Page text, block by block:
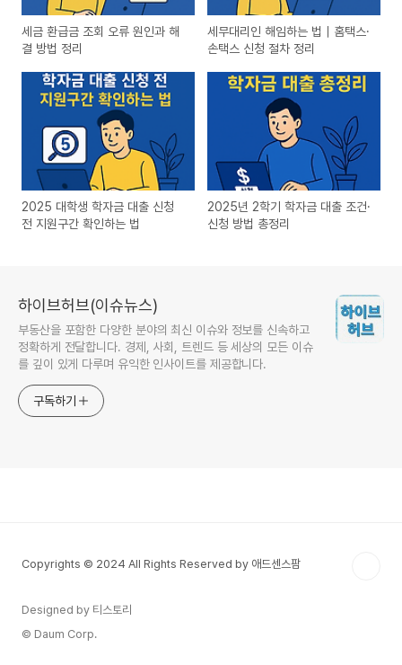
세금 환급금 조회 오류 원인과 해
결 방법 정리
세무대리인 해임하는 법｜홈택스·
손택스 신청 절차 정리
2025 대학생 학자금 대출 신청
전 지원구간 확인하는 법
2025년 2학기 학자금 대출 조건·
신청 방법 총정리
하이브허브(이슈뉴스)
부동산을 포함한 다양한 분야의 최신 이슈와 정보를 신속하고
정확하게 전달합니다. 경제, 사회, 트렌드 등 세상의 모든 이슈
를 깊이 있게 다루며 유익한 인사이트를 제공합니다.
구독하기
Copyrights © 2024 All Rights Reserved by 애드센스팜
Designed by 티스토리
© Daum Corp.